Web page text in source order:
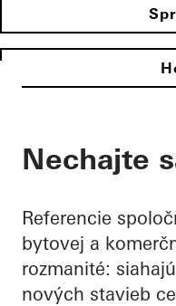
Nechajte
Referencie
bytovej a
rozmanité:
nových stavieb